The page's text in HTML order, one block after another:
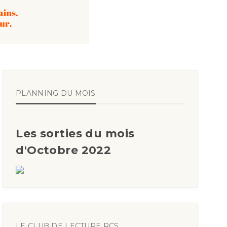
PLANNING DU MOIS
Les sorties du mois
d'Octobre 2022